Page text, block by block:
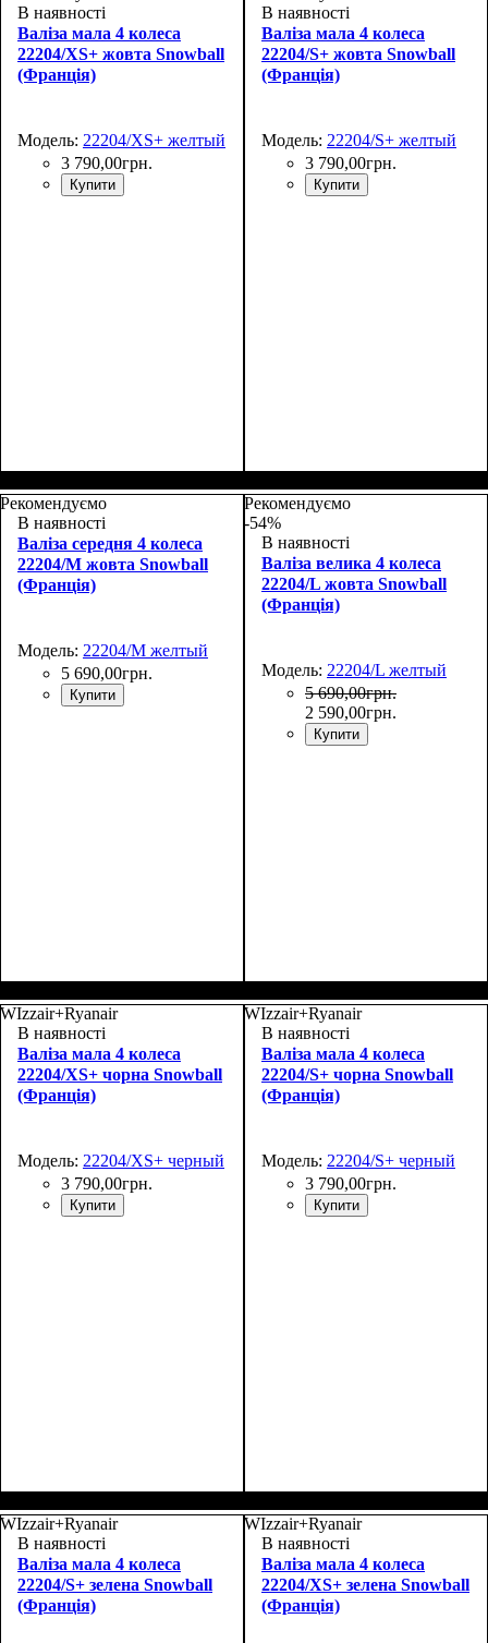
В наявності
Валіза мала 4 колеса
22204/XS+ жовта Snowball
(Франція)
Модель: 22204/XS+ желтый
3 790,00грн.
Купити
48х30х20+5
В наявності
Валіза мала 4 колеса
22204/S+ жовта Snowball
(Франція)
Модель: 22204/S+ желтый
3 790,00грн.
Купити
55х37х20+5
Рекомендуємо
В наявності
Валіза середня 4 колеса
22204/M жовта Snowball
(Франція)
Модель: 22204/M желтый
5 690,00грн.
Купити
69х43х27+4
Рекомендуємо
-54%
В наявності
Валіза велика 4 колеса
22204/L жовта Snowball
(Франція)
Модель: 22204/L желтый
5 690,00грн.
2 590,00грн.
Купити
80х48х30+4
WIzzair+Ryanair
В наявності
Валіза мала 4 колеса
22204/XS+ чорна Snowball
(Франція)
Модель: 22204/XS+ черный
3 790,00грн.
Купити
48х30х20+5
WIzzair+Ryanair
В наявності
Валіза мала 4 колеса
22204/S+ чорна Snowball
(Франція)
Модель: 22204/S+ черный
3 790,00грн.
Купити
55х37х20+4
WIzzair+Ryanair
В наявності
Валіза мала 4 колеса
22204/S+ зелена Snowball
(Франція)
WIzzair+Ryanair
В наявності
Валіза мала 4 колеса
22204/XS+ зелена Snowball
(Франція)